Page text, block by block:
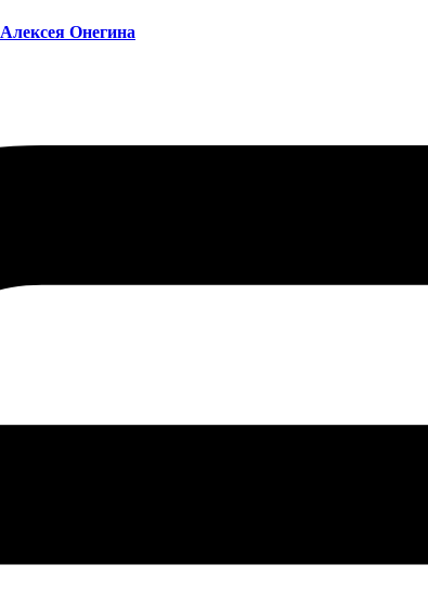
Алексея Онегина